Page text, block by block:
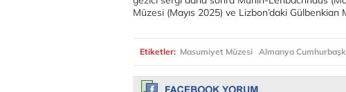
Müzesi (Mayıs 2025) ve Lizbon’daki Gülbenkian
Etiketler: Masumiyet Müzesi Almanya